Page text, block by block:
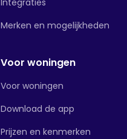
Merken en mogelijkheden
Voor woningen
Voor woningen
Download de app
Prijzen en kenmerken